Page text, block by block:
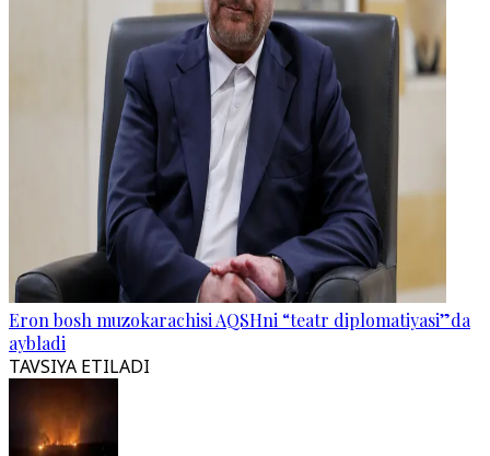
Eron bosh muzokarachisi AQSHni “teatr diplomatiyasi”da
aybladi
TAVSIYA ETILADI